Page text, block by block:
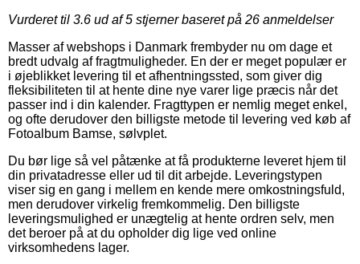
Vurderet til 3.6 ud af 5 stjerner baseret på 26 anmeldelser
Masser af webshops i Danmark frembyder nu om dage et
bredt udvalg af fragtmuligheder. En der er meget populær er
i øjeblikket levering til et afhentningssted, som giver dig
fleksibiliteten til at hente dine nye varer lige præcis når det
passer ind i din kalender. Fragttypen er nemlig meget enkel,
og ofte derudover den billigste metode til levering ved køb af
Fotoalbum Bamse, sølvplet.
Du bør lige så vel påtænke at få produkterne leveret hjem til
din privatadresse eller ud til dit arbejde. Leveringstypen
viser sig en gang i mellem en kende mere omkostningsfuld,
men derudover virkelig fremkommelig. Den billigste
leveringsmulighed er unægtelig at hente ordren selv, men
det beroer på at du opholder dig lige ved online
virksomhedens lager.